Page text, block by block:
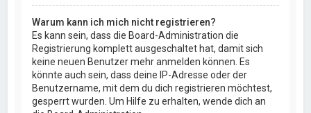
Warum kann ich mich nicht registrieren?
Es kann sein, dass die Board-Administration die
Registrierung komplett ausgeschaltet hat, damit sich
keine neuen Benutzer mehr anmelden können. Es
könnte auch sein, dass deine IP-Adresse oder der
Benutzername, mit dem du dich registrieren möchtest,
gesperrt wurden. Um Hilfe zu erhalten, wende dich an